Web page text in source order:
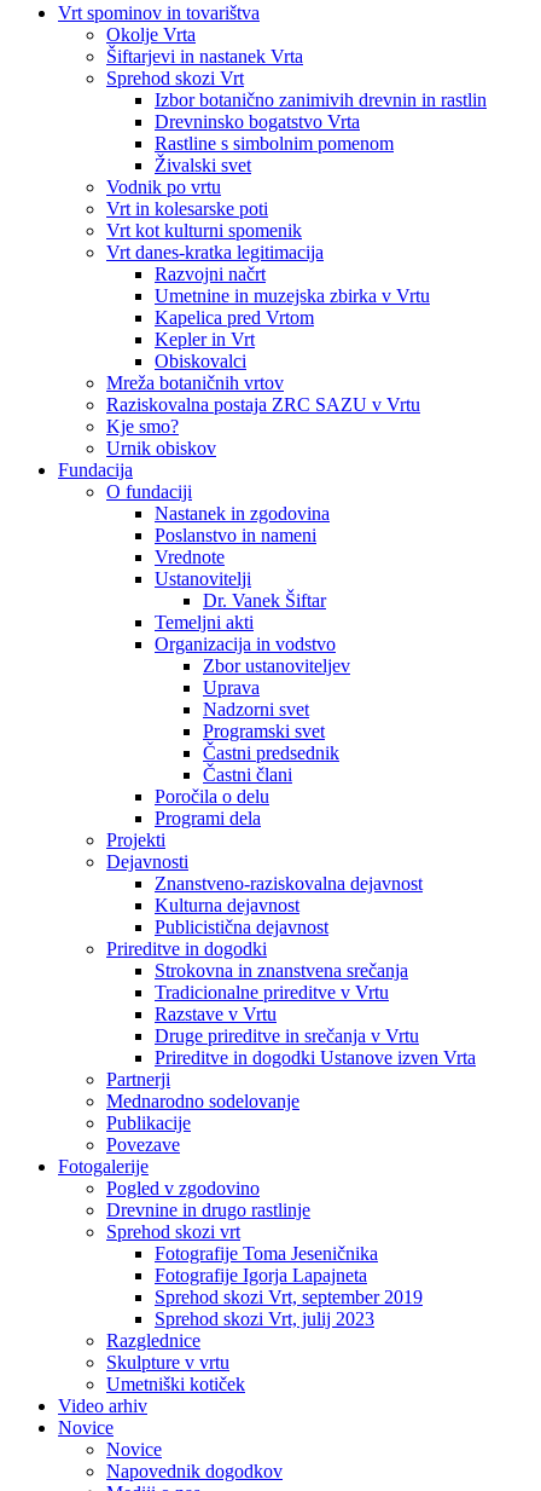
Vrt spominov in tovarištva
Okolje Vrta
Šiftarjevi in nastanek Vrta
Sprehod skozi Vrt
Izbor botanično zanimivih drevnin in rastlin
Drevninsko bogatstvo Vrta
Rastline s simbolnim pomenom
Živalski svet
Vodnik po vrtu
Vrt in kolesarske poti
Vrt kot kulturni spomenik
Vrt danes-kratka legitimacija
Razvojni načrt
Umetnine in muzejska zbirka v Vrtu
Kapelica pred Vrtom
Kepler in Vrt
Obiskovalci
Mreža botaničnih vrtov
Raziskovalna postaja ZRC SAZU v Vrtu
Kje smo?
Urnik obiskov
Fundacija
O fundaciji
Nastanek in zgodovina
Poslanstvo in nameni
Vrednote
Ustanovitelji
Dr. Vanek Šiftar
Temeljni akti
Organizacija in vodstvo
Zbor ustanoviteljev
Uprava
Nadzorni svet
Programski svet
Častni predsednik
Častni člani
Poročila o delu
Programi dela
Projekti
Dejavnosti
Znanstveno-raziskovalna dejavnost
Kulturna dejavnost
Publicistična dejavnost
Prireditve in dogodki
Strokovna in znanstvena srečanja
Tradicionalne prireditve v Vrtu
Razstave v Vrtu
Druge prireditve in srečanja v Vrtu
Prireditve in dogodki Ustanove izven Vrta
Partnerji
Mednarodno sodelovanje
Publikacije
Povezave
Fotogalerije
Pogled v zgodovino
Drevnine in drugo rastlinje
Sprehod skozi vrt
Fotografije Toma Jeseničnika
Fotografije Igorja Lapajneta
Sprehod skozi Vrt, september 2019
Sprehod skozi Vrt, julij 2023
Razglednice
Skulpture v vrtu
Umetniški kotiček
Video arhiv
Novice
Novice
Napovednik dogodkov